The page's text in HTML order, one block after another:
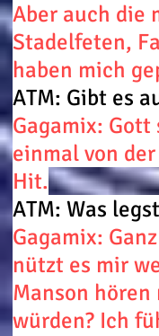
Aber auch die
Stadelfeten,
haben mich
ATM: Gibt es
Gagamix:
einmal von
Hit.
ATM: Was
Gagamix:
nützt es mir
Manson
würden? Ich